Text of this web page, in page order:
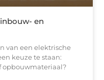
en
van een elektrische
keuze te staan:
opbouwmateriaal?